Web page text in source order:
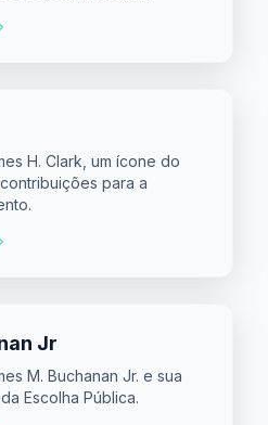
H. Clark, um ícone do
para a
Jr
M. Buchanan Jr. e sua
Escolha Pública.